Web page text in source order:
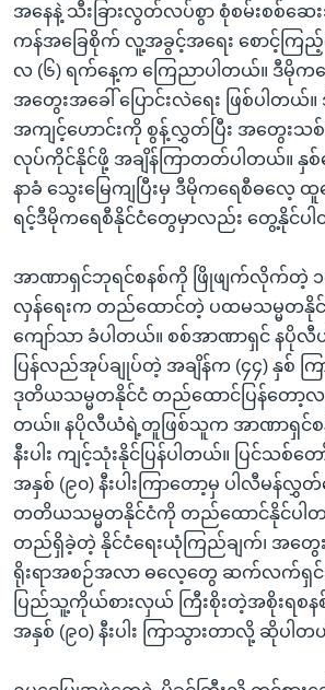
အနေနဲ့ သီးခြားလွတ်လပ်စွာ စုံစမ်းစစ်
ကန်အခြေစိုက် လူ့အခွင့်အရေး စောင့်ကြ
လ (၆) ရက်နေ့က ကြေညာပါတယ်။ ဒီမိုကရ
အတွေးအခေါ် ပြောင်းလဲရေး ဖြစ်ပါတယ်။
အကျင့်ဟောင်းကို စွန့်လွှတ်ပြီး အတွေးသစ်
လုပ်ကိုင်နိုင်ဖို့ အချိန်ကြာတတ်ပါတယ်။ နှစ်ပေ
နာခံ သွေးမြေကျပြီးမှ ဒီမိုကရေစီဓလေ့
ရင့်ဒီမိုကရေစီနိုင်ငံတွေမှာလည်း တွေ့နိုင်ပ
အာဏာရှင်ဘုရင်စနစ်ကို ဖြိုဖျက်လိုက်တဲ့ ၁
လှန်ရေးက တည်ထောင်တဲ့ ပထမသမ္မတနိုင်
ကျော်သာ ခံပါတယ်။ စစ်အာဏာရှင် နပို
ပြန်လည်အုပ်ချုပ်တဲ့ အချိန်က (၄၄) နှစ် က
ဒုတိယသမ္မတနိုင်ငံ တည်ထောင်ပြန်တော့လည်
တယ်။ နပိုလီယံရဲ့တူဖြစ်သူက အာဏာရှင်စ
နီးပါး ကျင့်သုံးနိုင်ပြန်ပါတယ်။ ပြင်သစ်တေ
အနှစ် (၉၀) နီးပါးကြာတော့မှ ပါလီမန်လွှ
တတိယသမ္မတနိုင်ငံကို တည်ထောင်နိုင်ပါတယ်။
တည်ရှိခဲ့တဲ့ နိုင်ငံရေးယုံကြည်ချက်၊ အတွ
ရိုးရာအစဉ်အလာ ဓလေ့တွေ ဆက်လက်
ပြည်သူ့ကိုယ်စားလှယ် ကြီးစိုးတဲ့အစိုးရစန
အနှစ် (၉၀) နီးပါး ကြာသွားတာလို့ ဆိုပါတ